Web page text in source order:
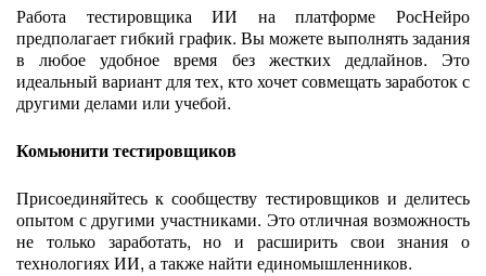
Работа тестировщика ИИ на платформе РосНейро
предполагает гибкий график. Вы можете выполнять задания
в любое удобное время без жестких дедлайнов. Это
идеальный вариант для тех, кто хочет совмещать заработок с
другими делами или учебой.
Комьюнити тестировщиков
Присоединяйтесь к сообществу тестировщиков и делитесь
опытом с другими участниками. Это отличная возможность
не только заработать, но и расширить свои знания о
технологиях ИИ, а также найти единомышленников.